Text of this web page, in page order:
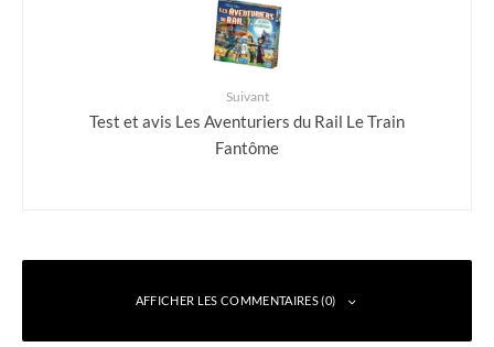
Suivant
Test et avis Les Aventuriers du Rail Le Train
Fantôme
AFFICHER LES COMMENTAIRES (0)